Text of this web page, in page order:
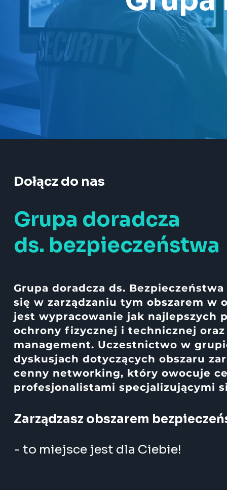
Dołącz do nas
Grupa doradcza
ds. bezpieczeństwa
Grupa doradcza ds.
się w zarządzaniu tym obszarem w
jest wypracowanie jak najlepszych
ochrony fizycznej i technicznej
management. Uczestnictwo w
dyskusjach dotyczących obszaru
cenny networking, który owocuje
profesjonalistami specjalizującymi
Zarządzasz obszarem
- to miejsce jest dla Ciebie!